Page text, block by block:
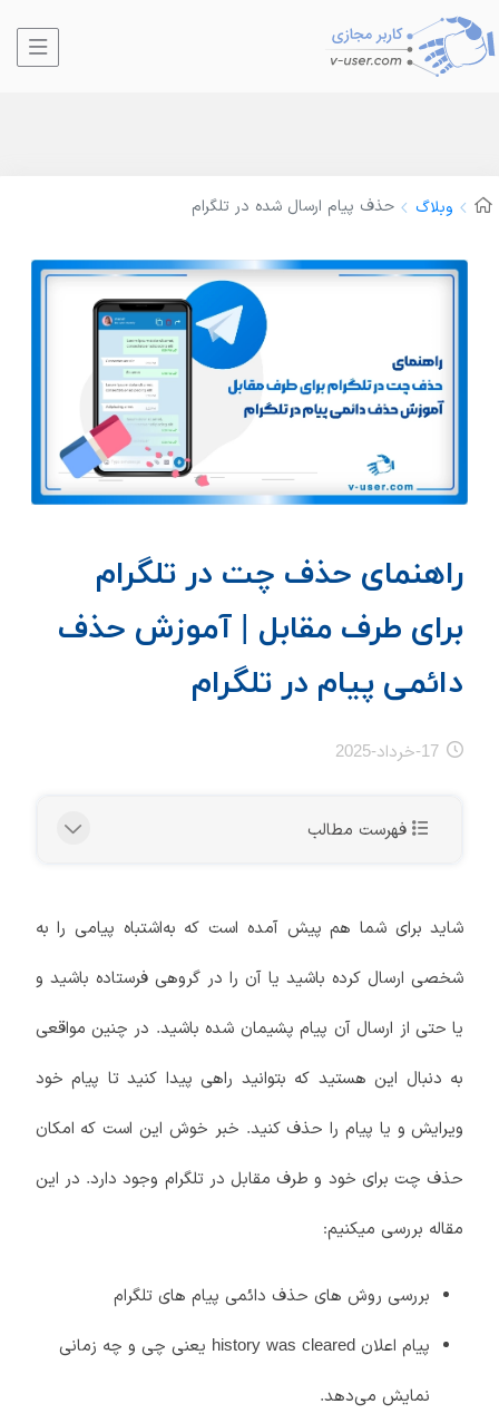
وبلاگ حذف پیام ارسال شده در تلگرام
راهنمای حذف چت در تلگرام
برای طرف مقابل | آموزش حذف
دائمی پیام در تلگرام
17-خرداد-2025
فهرست مطالب
شاید برای شما هم پیش آمده است که به‌اشتباه پیامی را به
شخصی ارسال کرده باشید یا آن را در گروهی فرستاده باشید و
یا حتی از ارسال آن پیام پشیمان شده باشید. در چنین مواقعی
به دنبال این هستید که بتوانید راهی پیدا کنید تا پیام خود
ویرایش و یا پیام را حذف کنید. خبر خوش این است که امکان
حذف چت برای خود و طرف مقابل در تلگرام وجود دارد. در این
مقاله بررسی میکنیم:
بررسی روش های حذف دائمی پیام های تلگرام
پیام اعلان history was cleared یعنی چی و چه زمانی
نمایش می‌دهد.